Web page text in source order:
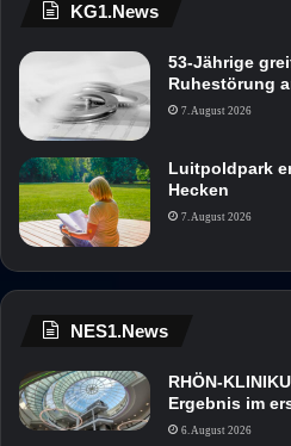
KG1.News
53-Jährige
Ruhestörung
7. August 2026
Luitpoldpark
Hecken
7. August 2026
NES1.News
RHÖN-
Ergebnis im
6. August 2026